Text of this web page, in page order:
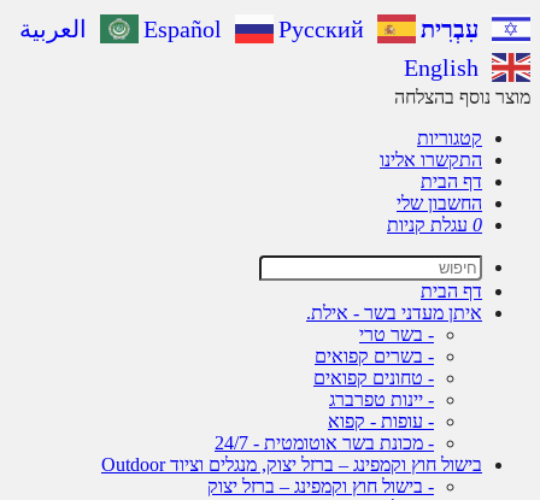
עִבְרִית Español Русский
العربية
English
נוסף בהצלחה
קטגוריות
התקשרו אלינו
דף הבית
החשבון שלי
עגלת קניות
דף הבית
איתן מעדני בשר - אילת.
- בשר טרי
- בשרים קפואים
- טחונים קפואים
- יינות טפרברג
- עופות - קפוא
- מכונת בשר אוטומטית - 24/7
בישול חוץ וקמפינג – ברזל יצוק, מנגלים וציוד Outdoor
- בישול חוץ וקמפינג – ברזל יצוק